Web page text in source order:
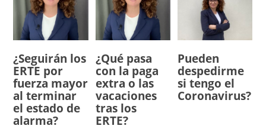
¿Seguirán los
ERTE por
fuerza mayor
al terminar
el estado de
alarma?
¿Qué pasa
con la paga
extra o las
vacaciones
tras los
ERTE?
Pueden
despedirme
si tengo el
Coronavirus?